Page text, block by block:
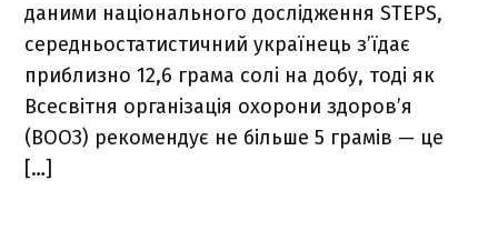
даними національного дослідження STEPS,
середньостатистичний українець з’їдає
приблизно 12,6 грама солі на добу, тоді як
Всесвітня організація охорони здоров’я
(ВООЗ) рекомендує не більше 5 грамів — це
[…]